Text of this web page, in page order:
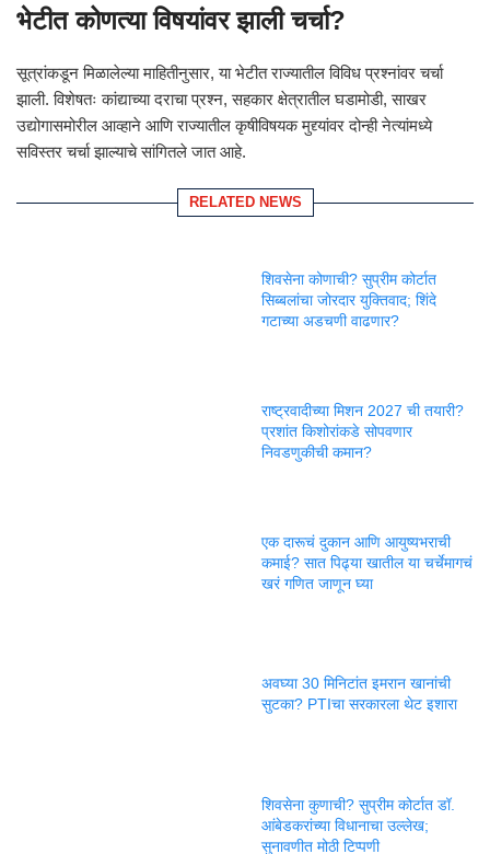
भेटीत कोणत्या विषयांवर झाली चर्चा?
सूत्रांकडून मिळालेल्या माहितीनुसार, या भेटीत राज्यातील विविध प्रश्नांवर चर्चा
झाली. विशेषतः कांद्याच्या दराचा प्रश्न, सहकार क्षेत्रातील घडामोडी, साखर
उद्योगासमोरील आव्हाने आणि राज्यातील कृषीविषयक मुद्द्यांवर दोन्ही नेत्यांमध्ये
सविस्तर चर्चा झाल्याचे सांगितले जात आहे.
RELATED NEWS
शिवसेना कोणाची? सुप्रीम कोर्टात
सिब्बलांचा जोरदार युक्तिवाद; शिंदे
गटाच्या अडचणी वाढणार?
राष्ट्रवादीच्या मिशन 2027 ची तयारी?
प्रशांत किशोरांकडे सोपवणार
निवडणुकीची कमान?
एक दारूचं दुकान आणि आयुष्यभराची
कमाई? सात पिढ्या खातील या चर्चेमागचं
खरं गणित जाणून घ्या
अवघ्या 30 मिनिटांत इमरान खानांची
सुटका? PTIचा सरकारला थेट इशारा
शिवसेना कुणाची? सुप्रीम कोर्टात डॉ.
आंबेडकरांच्या विधानाचा उल्लेख;
सुनावणीत मोठी टिप्पणी